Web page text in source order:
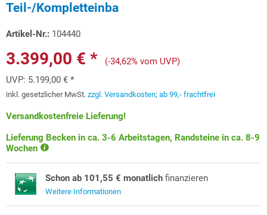
Teil-/Kompletteinba
Artikel-Nr.: 104440
3.399,00 € *
(-34,62% vom UVP)
UVP: 5.199,00 € *
inkl. gesetzlicher MwSt. zzgl. Versandkosten; ab 99,- frachtfrei
Versandkostenfreie Lieferung!
Lieferung Becken in ca. 3-6 Arbeitstagen, Randsteine in ca. 8-9
Wochen
Schon ab 101,55 € monatlich finanzieren
Weitere Informationen